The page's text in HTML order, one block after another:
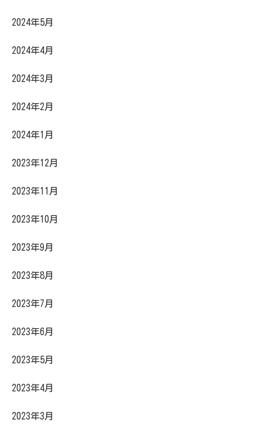
2024年5月
2024年4月
2024年3月
2024年2月
2024年1月
2023年12月
2023年11月
2023年10月
2023年9月
2023年8月
2023年7月
2023年6月
2023年5月
2023年4月
2023年3月